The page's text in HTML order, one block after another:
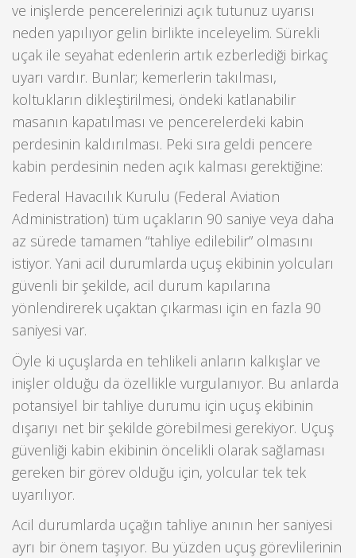
ve inişlerde pencerelerinizi açık tutunuz uyarısı
neden yapılıyor gelin birlikte inceleyelim. Sürekli
uçak ile seyahat edenlerin artık ezberlediği birkaç
uyarı vardır. Bunlar; kemerlerin takılması,
koltukların dikleştirilmesi, öndeki katlanabilir
masanın kapatılması ve pencerelerdeki kabin
perdesinin kaldırılması. Peki sıra geldi pencere
kabin perdesinin neden açık kalması gerektiğine:
Federal Havacılık Kurulu (Federal Aviation
Administration) tüm uçakların 90 saniye veya daha
az sürede tamamen “tahliye edilebilir” olmasını
istiyor. Yani acil durumlarda uçuş ekibinin yolcuları
güvenli bir şekilde, acil durum kapılarına
yönlendirerek uçaktan çıkarması için en fazla 90
saniyesi var.
Öyle ki uçuşlarda en tehlikeli anların kalkışlar ve
inişler olduğu da özellikle vurgulanıyor. Bu anlarda
potansiyel bir tahliye durumu için uçuş ekibinin
dışarıyı net bir şekilde görebilmesi gerekiyor. Uçuş
güvenliği kabin ekibinin öncelikli olarak sağlaması
gereken bir görev olduğu için, yolcular tek tek
uyarılıyor.
Acil durumlarda uçağın tahliye anının her saniyesi
ayrı bir önem taşıyor. Bu yüzden uçuş görevlilerinin